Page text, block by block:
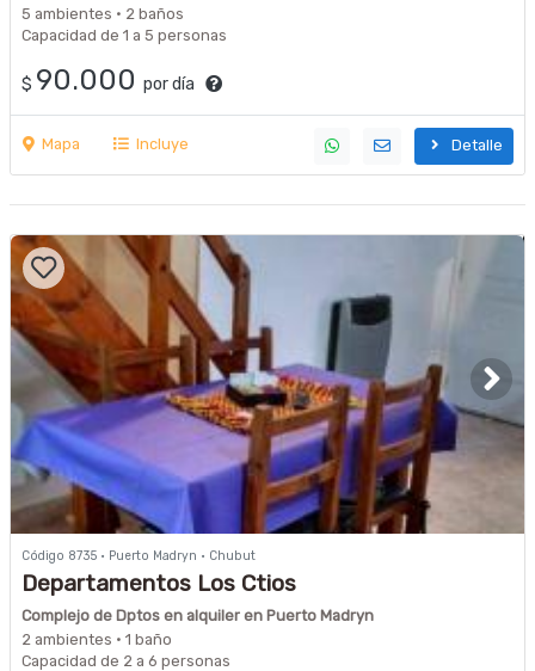
5 ambientes · 2 baños
Capacidad de 1 a 5 personas
$ 90.000 por día
Mapa Incluye Detalle
Código 8735 · Puerto Madryn · Chubut
Departamentos Los Ctios
Complejo de Dptos en alquiler en Puerto Madryn
2 ambientes · 1 baño
Capacidad de 2 a 6 personas